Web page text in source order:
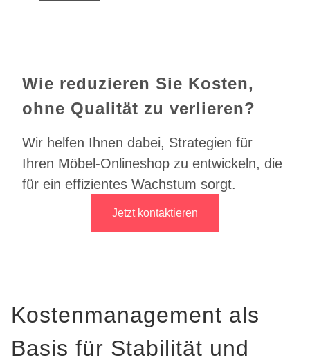
Wie reduzieren Sie Kosten,
ohne Qualität zu verlieren?
Wir helfen Ihnen dabei, Strategien für
Ihren Möbel-Onlineshop zu entwickeln, die
für ein effizientes Wachstum sorgt.
Jetzt kontaktieren
Kostenmanagement als
Basis für Stabilität und